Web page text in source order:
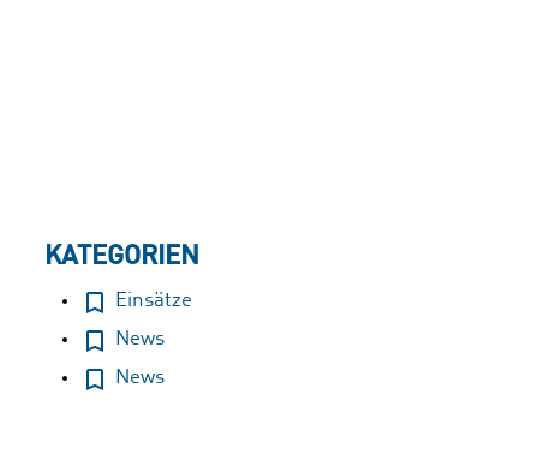
KATEGORIEN
Einsätze
News
News